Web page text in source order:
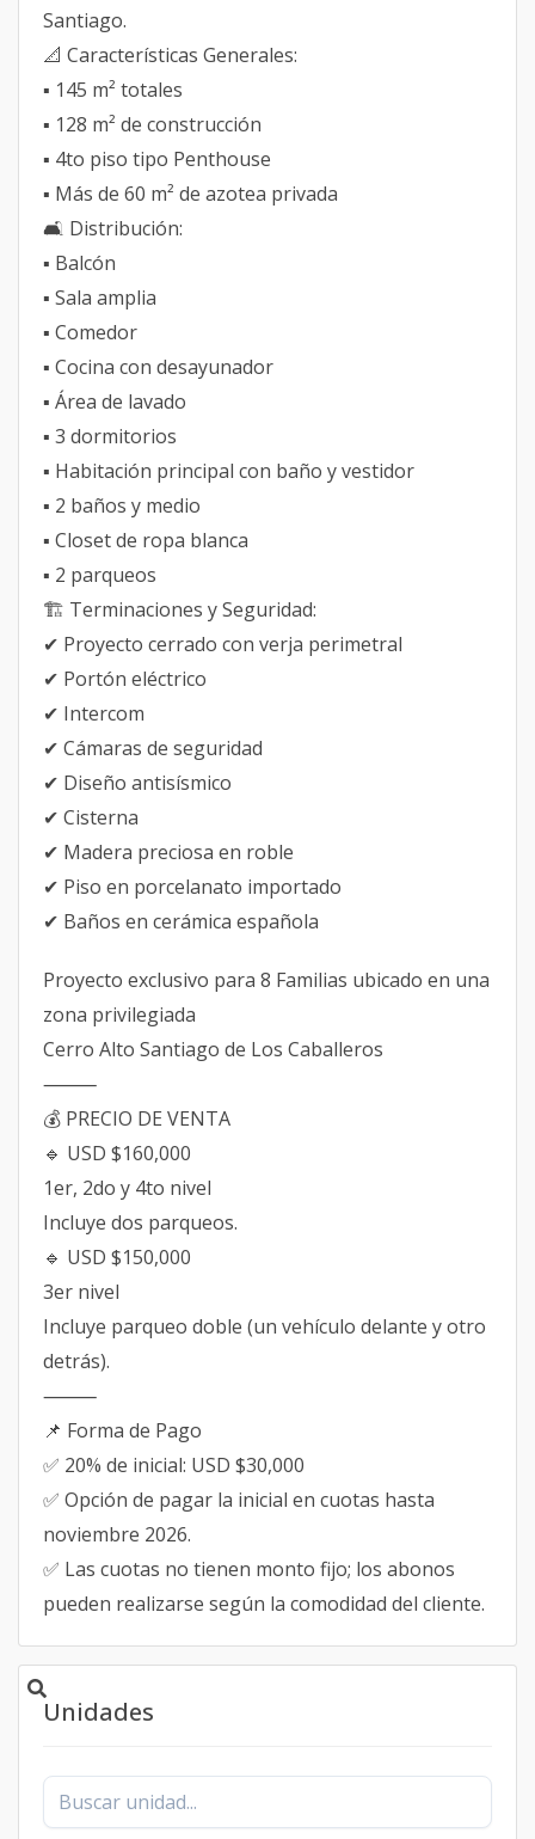
Santiago.
📐 Características Generales:
▪ 145 m² totales
▪ 128 m² de construcción
▪ 4to piso tipo Penthouse
▪ Más de 60 m² de azotea privada
🛋 Distribución:
▪ Balcón
▪ Sala amplia
▪ Comedor
▪ Cocina con desayunador
▪ Área de lavado
▪ 3 dormitorios
▪ Habitación principal con baño y vestidor
▪ 2 baños y medio
▪ Closet de ropa blanca
▪ 2 parqueos
🏗 Terminaciones y Seguridad:
✔ Proyecto cerrado con verja perimetral
✔ Portón eléctrico
✔ Intercom
✔ Cámaras de seguridad
✔ Diseño antisísmico
✔ Cisterna
✔ Madera preciosa en roble
✔ Piso en porcelanato importado
✔ Baños en cerámica española
Proyecto exclusivo para 8 Familias ubicado en una
zona privilegiada
Cerro Alto Santiago de Los Caballeros
⸻
💰 PRECIO DE VENTA
🔹 USD $160,000
1er, 2do y 4to nivel
Incluye dos parqueos.
🔹 USD $150,000
3er nivel
Incluye parqueo doble (un vehículo delante y otro
detrás).
⸻
📌 Forma de Pago
✅ 20% de inicial: USD $30,000
✅ Opción de pagar la inicial en cuotas hasta
noviembre 2026.
✅ Las cuotas no tienen monto fijo; los abonos
pueden realizarse según la comodidad del cliente.
Unidades